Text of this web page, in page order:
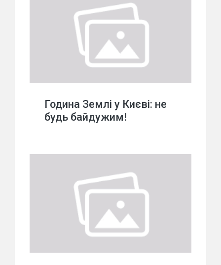
Година Землі у Києві: не
будь байдужим!